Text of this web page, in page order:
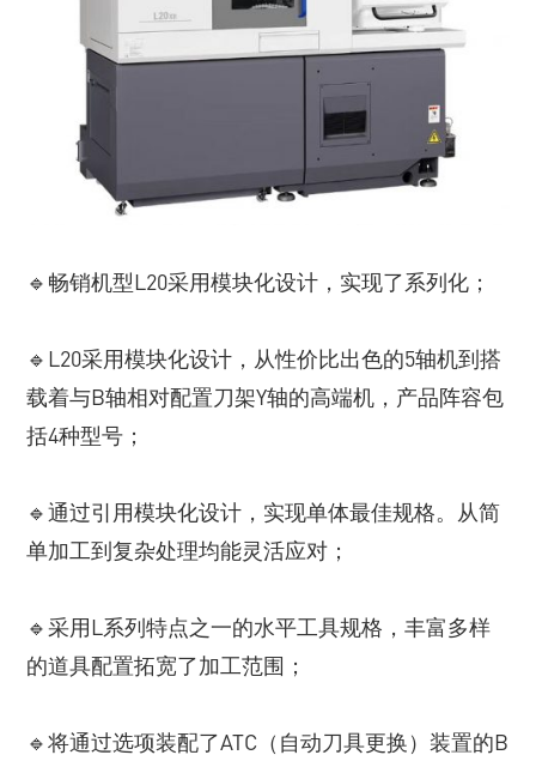
🔹畅销机型L20采用模块化设计，实现了系列化；
🔹L20采用模块化设计，从性价比出色的5轴机到搭
载着与B轴相对配置刀架Y轴的高端机，产品阵容包
括4种型号；
🔹通过引用模块化设计，实现单体最佳规格。从简
单加工到复杂处理均能灵活应对；
🔹采用L系列特点之一的水平工具规格，丰富多样
的道具配置拓宽了加工范围；
🔹将通过选项装配了ATC（自动刀具更换）装置的B